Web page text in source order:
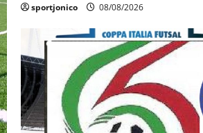
sportjonico 08/08/2026